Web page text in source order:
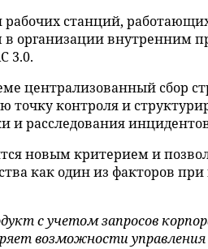
рабочих станций,
в организации внутренним
3.0.
централизованный сбор
точку контроля и
и расследования
новым критерием и
как один из факторов
с учетом запросов
возможности